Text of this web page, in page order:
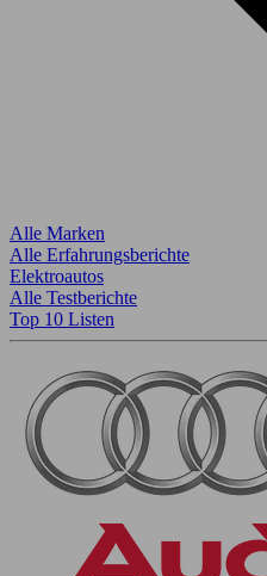
Alle Marken
Alle Erfahrungsberichte
Elektroautos
Alle Testberichte
Top 10 Listen